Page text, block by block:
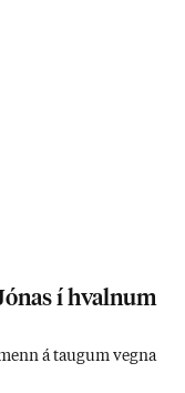
í hvaln­um
á taug­um vegna